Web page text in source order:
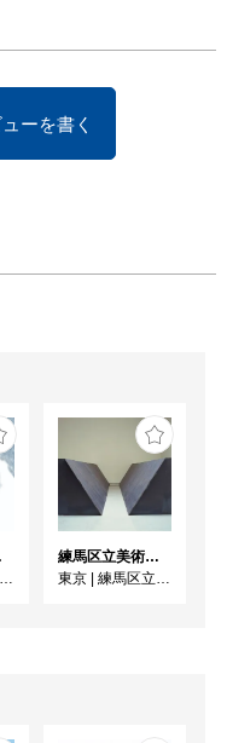
ーを書く
』
練馬区立美術館コレクション 若林奮－Run and Rest－｜寺田真由美－不在の存在－
東京
練馬区立美術館